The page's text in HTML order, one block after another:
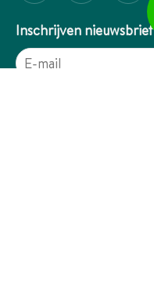
Inschrijven nieuwsbrief